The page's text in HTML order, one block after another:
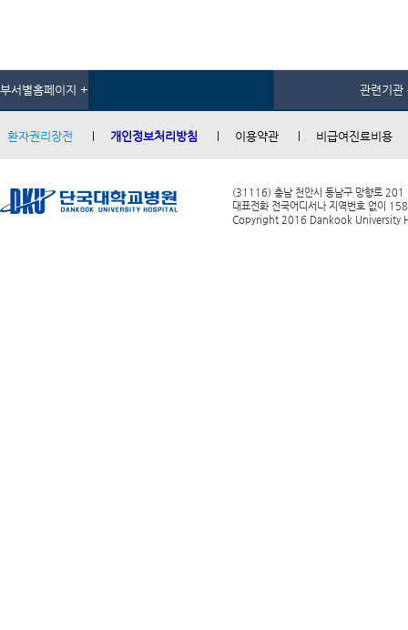
부서별홈페이지 + 관련기관
환자권리장전 개인정보처리방침 이용약관 비급여진료비용
(31116) 충남 천안시 동남구 망향로 201
대표전화 전국어디서나 지역번호 없이
Copyright 2016 Dankook University